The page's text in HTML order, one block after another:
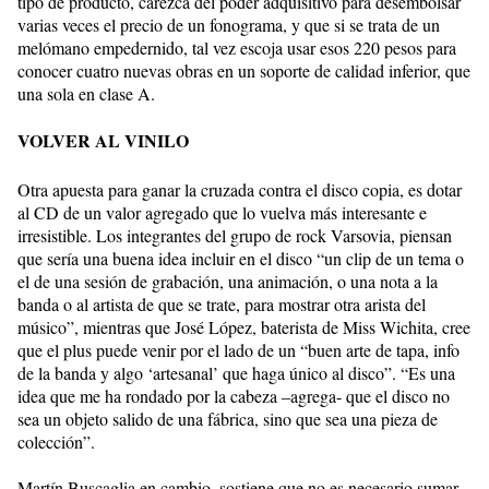
varias veces el precio de un fonograma, y que si se trata de un
melómano empedernido, tal vez escoja usar esos 220 pesos para
conocer cuatro nuevas obras en un soporte de calidad inferior, que
una sola en clase A.
VOLVER AL VINILO
Otra apuesta para ganar la cruzada contra el disco copia, es dotar
al CD de un valor agregado que lo vuelva más interesante e
irresistible. Los integrantes del grupo de rock Varsovia, piensan
que sería una buena idea incluir en el disco “un clip de un tema o
el de una sesión de grabación, una animación, o una nota a la
banda o al artista de que se trate, para mostrar otra arista del
músico”, mientras que José López, baterista de Miss Wichita, cree
que el plus puede venir por el lado de un “buen arte de tapa, info
de la banda y algo ‘artesanal’ que haga único al disco”. “Es una
idea que me ha rondado por la cabeza –agrega- que el disco no
sea un objeto salido de una fábrica, sino que sea una pieza de
colección”.